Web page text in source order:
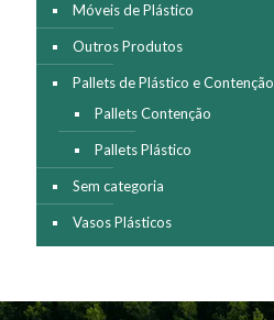
Móveis de Plástico
Outros Produtos
Pallets de Plástico e Contenção
Pallets Contenção
Pallets Plástico
Sem categoria
Vasos Plásticos